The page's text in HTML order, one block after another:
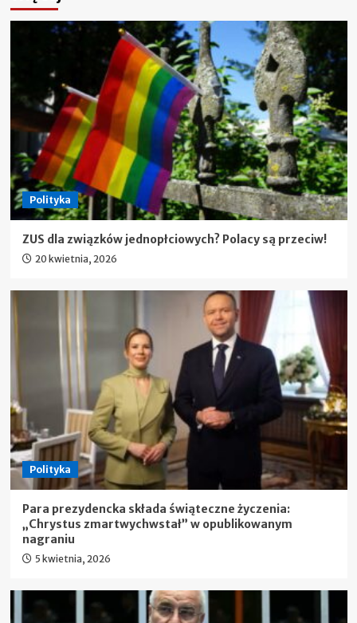
Polityka
ZUS dla związków jednopłciowych? Polacy są przeciw!
20 kwietnia, 2026
Polityka
Para prezydencka składa świąteczne życzenia:
„Chrystus zmartwychwstał” w opublikowanym
nagraniu
5 kwietnia, 2026